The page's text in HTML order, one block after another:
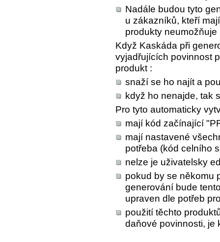
Nadále budou tyto
u zákazníků, kteří
produkty neumožňuje
Když Kaskáda při
vyjadřujících povinnost
produkt :
snaží se ho najít a
když ho nenajde, tak
Pro tyto automaticky
mají kód začínající
mají nastavené
potřeba (kód celního
nelze je uživatelsky
pokud by se někomu
generování bude
upraven dle potřeb
použití těchto
daňové povinnosti, je